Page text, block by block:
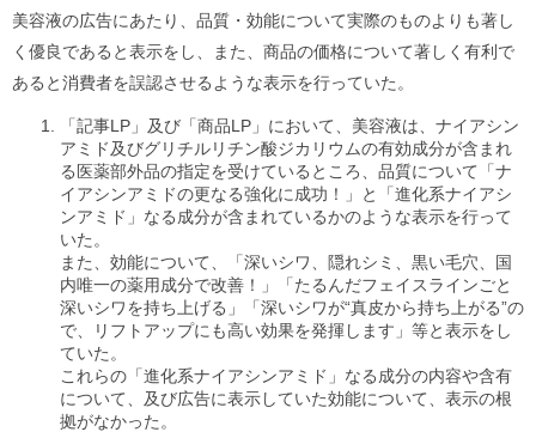
美容液の広告にあたり、品質・効能について実際のものよりも著し
く優良であると表示をし、また、商品の価格について著しく有利で
あると消費者を誤認させるような表示を行っていた。
「記事LP」及び「商品LP」において、美容液は、ナイアシン
アミド及びグリチルリチン酸ジカリウムの有効成分が含まれ
る医薬部外品の指定を受けているところ、品質について「ナ
イアシンアミドの更なる強化に成功！」と「進化系ナイアシ
ンアミド」なる成分が含まれているかのような表示を行って
いた。
また、効能について、「深いシワ、隠れシミ、黒い毛穴、国
内唯一の薬用成分で改善！」「たるんだフェイスラインごと
深いシワを持ち上げる」「深いシワが“真皮から持ち上がる”の
で、リフトアップにも高い効果を発揮します」等と表示をし
ていた。
これらの「進化系ナイアシンアミド」なる成分の内容や含有
について、及び広告に表示していた効能について、表示の根
拠がなかった。